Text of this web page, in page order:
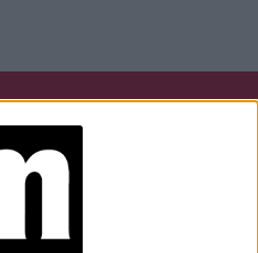
Noticias